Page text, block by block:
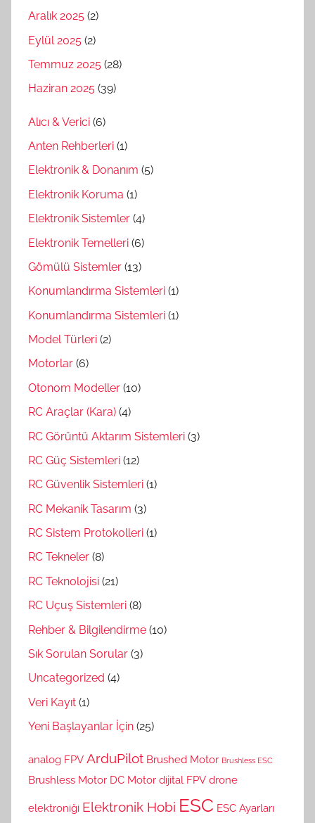
Aralık 2025 (2)
Eylül 2025 (2)
Temmuz 2025 (28)
Haziran 2025 (39)
Alıcı & Verici (6)
Anten Rehberleri (1)
Elektronik & Donanım (5)
Elektronik Koruma (1)
Elektronik Sistemler (4)
Elektronik Temelleri (6)
Gömülü Sistemler (13)
Konumlandırma Sistemleri (1)
Konumlandırma Sistemleri (1)
Model Türleri (2)
Motorlar (6)
Otonom Modeller (10)
RC Araçlar (Kara) (4)
RC Görüntü Aktarım Sistemleri (3)
RC Güç Sistemleri (12)
RC Güvenlik Sistemleri (1)
RC Mekanik Tasarım (3)
RC Sistem Protokolleri (1)
RC Tekneler (8)
RC Teknolojisi (21)
RC Uçuş Sistemleri (8)
Rehber & Bilgilendirme (10)
Sık Sorulan Sorular (3)
Uncategorized (4)
Veri Kayıt (1)
Yeni Başlayanlar İçin (25)
analog FPV ArduPilot Brushed Motor Brushless ESC
Brushless Motor DC Motor dijital FPV drone
elektroniği Elektronik Hobi ESC ESC Ayarları